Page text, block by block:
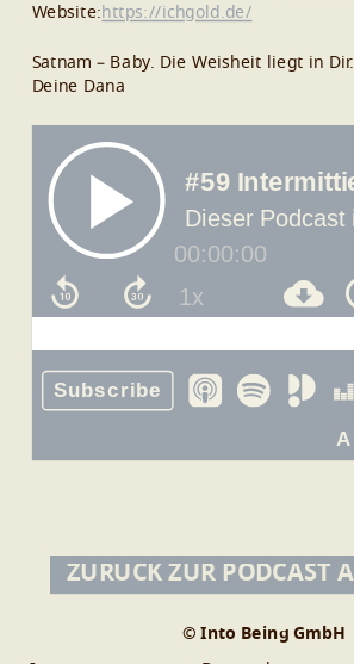
Website: https://ichgold.de/
Satnam – Baby. Die Weisheit liegt in Dir.
Deine Dana
© Into Being GmbH